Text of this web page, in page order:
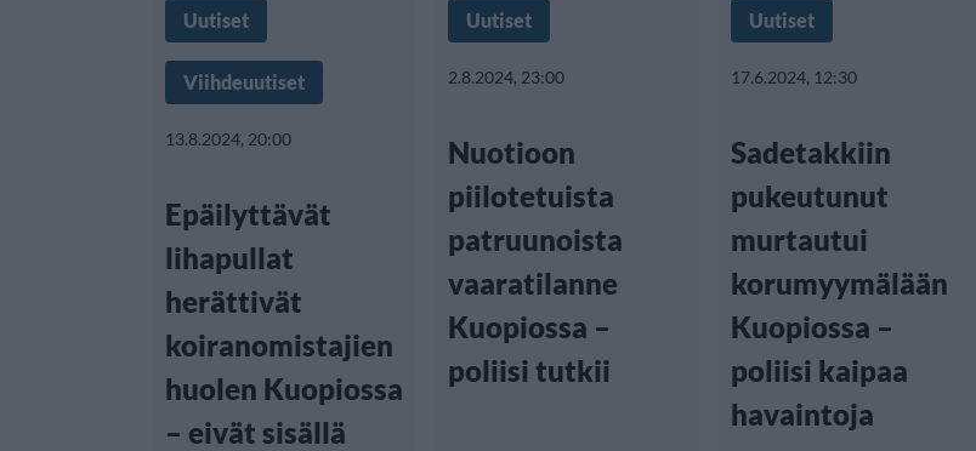
Uutiset
Viihdeuutiset
13.8.2024, 20:00
Epäilyttävät
lihapullat
herättivät
koiranomistajien
huolen Kuopiossa
– eivät sisällä
Uutiset
2.8.2024, 23:00
Nuotioon
piilotetuista
patruunoista
vaaratilanne
Kuopiossa –
poliisi tutkii
Uutiset
17.6.2024, 12:30
Sadetakkiin
pukeutunut
murtautui
korumyymälään
Kuopiossa –
poliisi kaipaa
havaintoja